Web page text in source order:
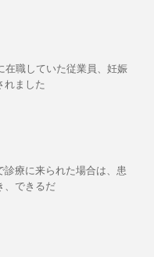
在職していた従業員、妊娠
れました
診療に来られた場合は、患
、できるだ